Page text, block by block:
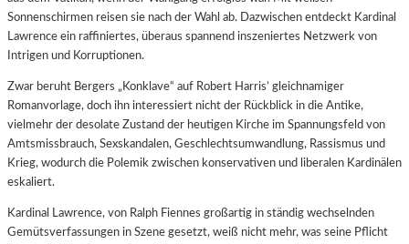
Sonnenschirmen reisen sie nach der Wahl ab. Dazwischen entdeckt Kardinal
Lawrence ein raffiniertes, überaus spannend inszeniertes Netzwerk von
Intrigen und Korruptionen.
Zwar beruht Bergers „Konklave“ auf Robert Harris’ gleichnamiger
Romanvorlage, doch ihn interessiert nicht der Rückblick in die Antike,
vielmehr der desolate Zustand der heutigen Kirche im Spannungsfeld von
Amtsmissbrauch, Sexskandalen, Geschlechtsumwandlung, Rassismus und
Krieg, wodurch die Polemik zwischen konservativen und liberalen Kardinälen
eskaliert.
Kardinal Lawrence, von Ralph Fiennes großartig in ständig wechselnden
Gemütsverfassungen in Szene gesetzt, weiß nicht mehr, was seine Pflicht